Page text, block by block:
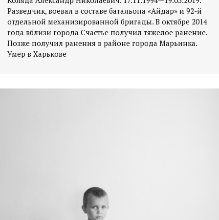
Разведчик, воевал в составе батальона «Айдар» и 92-й
отдельной механизированной бригады. В октябре 2014
года вблизи города Счастье получил тяжелое ранение.
Позже получил ранения в районе города Марьинка.